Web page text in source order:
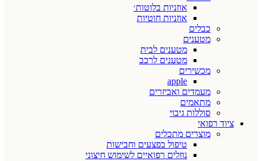
אוזניות בלוטות׳
אוזניות חוטיות
כבלים
מטענים
מטענים לבית
מטענים לרכב
מכשירים
apple
מעמדים ואביזרים
מתאמים
סוללות גיבוי
ציוד רפואי
מוצרים מתכלים
טיפול בפצעים וחבישות
נוזלים רפואיים לשימוש חיצוני